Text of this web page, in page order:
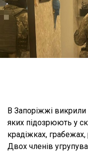
В Запоріжжі викрили
яких підозрюють у
крадіжках, грабежах,
Двох членів